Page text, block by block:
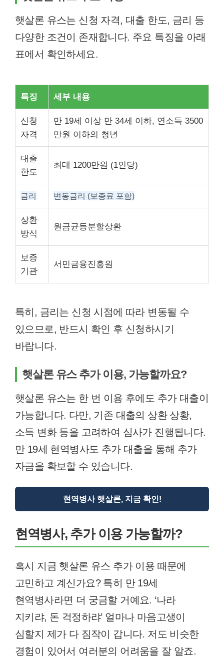
햇살론 유스는 신청 자격, 대출 한도, 금리 등
다양한 조건이 존재합니다. 주요 특징을 아래
표에서 확인하세요.
특징 세부 내용
신청
자격
만 19세 이상 만 34세 이하, 연소득 3500
만원 이하의 청년
대출
한도
최대 1200만원 (1인당)
금리 변동금리 (보증료 포함)
상환
방식
원금균등분할상환
보증
기관
서민금융진흥원
특히, 금리는 신청 시점에 따라 변동될 수
있으므로, 반드시 확인 후 신청하시기
바랍니다.
햇살론 유스 추가 이용, 가능할까요?
햇살론 유스는 한 번 이용 후에도 추가 대출이
가능합니다. 다만, 기존 대출의 상환 상황,
소득 변화 등을 고려하여 심사가 진행됩니다.
만 19세 현역병사도 추가 대출을 통해 추가
자금을 확보할 수 있습니다.
현역병사 햇살론, 지금 확인!
현역병사, 추가 이용 가능할까?
혹시 지금 햇살론 유스 추가 이용 때문에
고민하고 계신가요? 특히 만 19세
현역병사라면 더 궁금할 거예요. ‘나라
지키랴, 돈 걱정하랴’ 얼마나 마음고생이
심할지 제가 다 짐작이 갑니다. 저도 비슷한
경험이 있어서 여러분의 어려움을 잘 알죠.